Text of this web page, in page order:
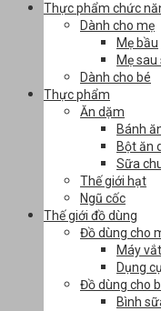
Thực phẩm chức
Dành cho mẹ
Mẹ bầu
Mẹ sau
Dành cho bé
Thực phẩm
Ăn dặm
Bánh
Bột ăn
Sữa
Thế giới hạt
Ngũ cốc
Thế giới đồ dùng
Đồ dùng cho
Máy
Dụng
Đồ dùng cho
Bình